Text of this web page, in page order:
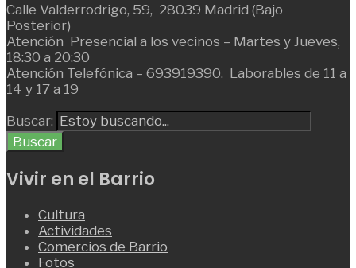
Calle Valderrodrigo, 59, 28039 Madrid (Bajo
Posterior)
Atención Presencial a los vecinos – Martes y Jueves,
18:30 a 20:30
Atención Telefónica – 693919390. Laborables de 11 a
14 y 17 a 19
Buscar:
Buscar
Vivir en el Barrio
Cultura
Actividades
Comercios de Barrio
Fotos